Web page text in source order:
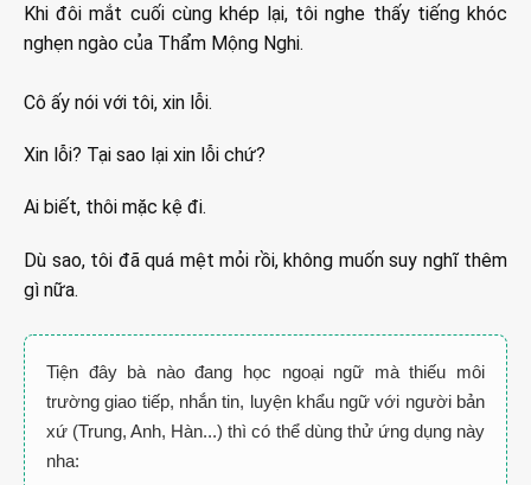
Khi đôi mắt cuối cùng khép lại, tôi nghe thấy tiếng khóc
nghẹn ngào của Thẩm Mộng Nghi.
Cô ấy nói với tôi, xin lỗi.
Xin lỗi? Tại sao lại xin lỗi chứ?
Ai biết, thôi mặc kệ đi.
Dù sao, tôi đã quá mệt mỏi rồi, không muốn suy nghĩ thêm
gì nữa.
Tiện đây bà nào đang học ngoại ngữ mà thiếu môi
trường giao tiếp, nhắn tin, luyện khẩu ngữ với người bản
xứ (Trung, Anh, Hàn...) thì có thể dùng thử ứng dụng này
nha: